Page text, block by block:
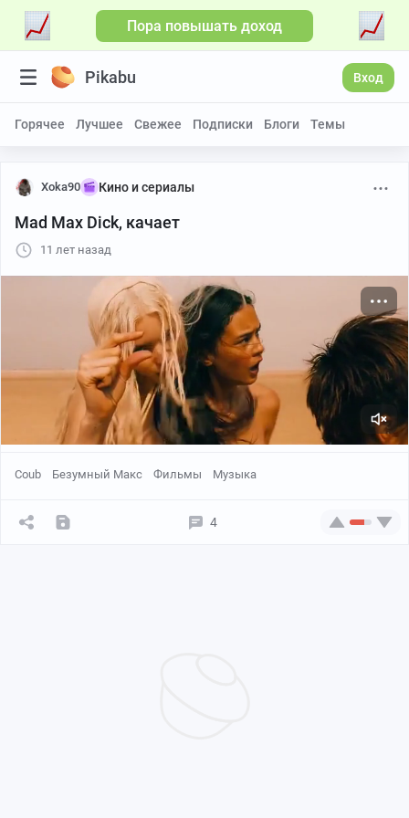
Пора повышать доход
Pikabu Вход
Горячее Лучшее Свежее Подписки Блоги Темы
Xoka90 Кино и сериалы
Mad Max Dick, качает
11 лет назад
Coub Безумный Макс Фильмы Музыка
4
Больше видео